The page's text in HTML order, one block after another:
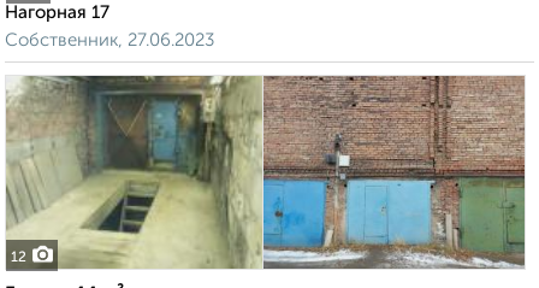
Нагорная 17
Собственник, 27.06.2023
12